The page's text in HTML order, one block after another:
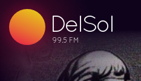
DelSol
99.5 FM
99.5 FM
99.5 FM